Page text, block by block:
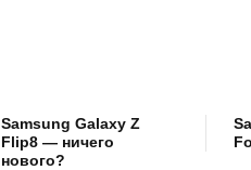
Samsung Galaxy Z
Flip8 — ничего
нового?